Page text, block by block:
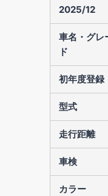
2025/12
車名・グレ
ド
初年度登録
型式
走行距離
車検
カラー